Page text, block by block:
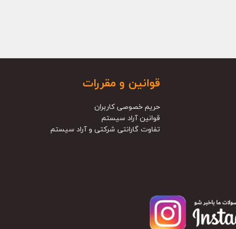
قوانین و مقررات
حریم خصوصی کاربران
قوانین آراد سیستم
تفاوت گارانتی شرکتی و آراد سیستم